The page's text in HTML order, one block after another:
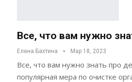
Все, что вам нужно
Елена Бахтина Мар 18, 2023
Все, что вам нужно знать про
популярная мера по очистке